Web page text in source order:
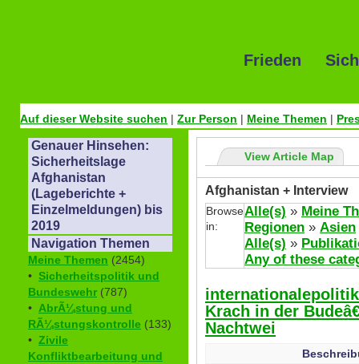
Frieden
Auf dieser Website suchen | Zur Person | Meine Themen |
Genauer Hinsehen:
Sicherheitslage
Afghanistan
(Lageberichte +
Einzelmeldungen) bis
2019
Navigation Themen
Meine Themen (2454)
• Sicherheitspolitik und
Bundeswehr (787)
• AbrÃ¼stung und
RÃ¼stungskontrolle (133)
• Zivile
Konfliktbearbeitung und
View Article Map
Afghanistan + Interview
Browse
in:
Alle(s) » Meine
Regionen » Asien
Alle(s) »
Any of these
Krach in der
Nachtwei